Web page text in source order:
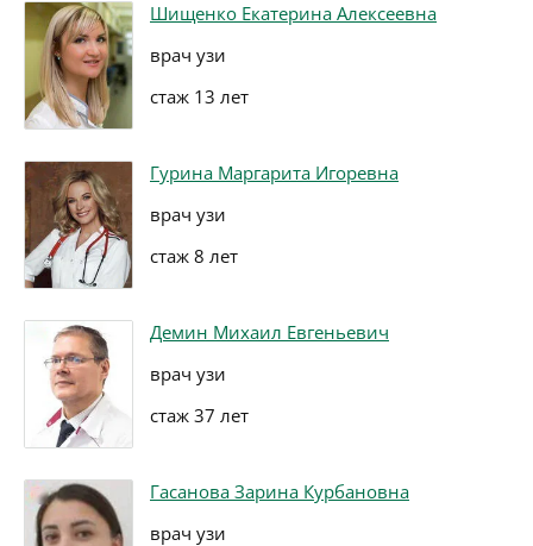
Шищенко Екатерина Алексеевна
врач узи
стаж 13 лет
Гурина Маргарита Игоревна
врач узи
стаж 8 лет
Демин Михаил Евгеньевич
врач узи
стаж 37 лет
Гасанова Зарина Курбановна
врач узи